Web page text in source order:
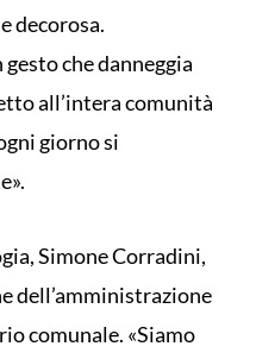
decorosa.
che danneggia
all’intera comunità
giorno si
Simone Corradini,
dell’amministrazione
comunale. «Siamo